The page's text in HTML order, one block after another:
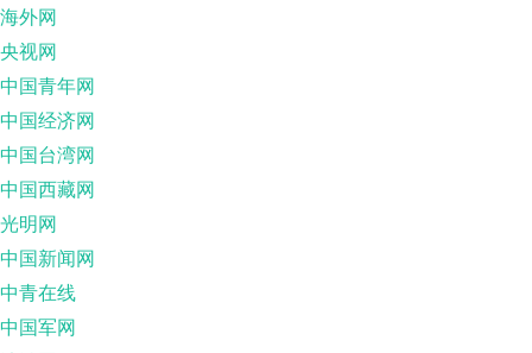
海外网
央视网
中国青年网
中国经济网
中国台湾网
中国西藏网
光明网
中国新闻网
中青在线
中国军网